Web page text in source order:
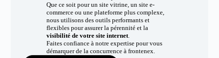
Que ce soit pour un site vitrine, un site e-
commerce ou une plateforme plus complexe,
nous utilisons des outils performants et
flexibles pour assurer la pérennité et la
visibilité de votre site internet.
Faites confiance à notre expertise pour vous
démarquer de la concurrence à frontenex.